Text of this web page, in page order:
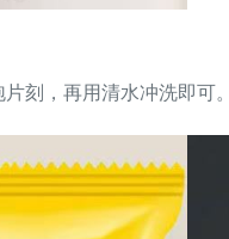
刻，再用清水冲洗即可